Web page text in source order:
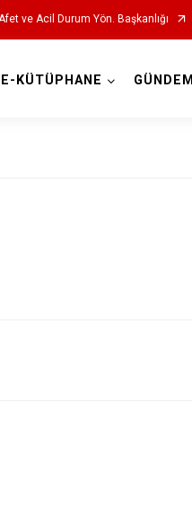
ve Acil Durum Yön. Başkanlığı
E-KÜTÜPHANE GÜNDEM